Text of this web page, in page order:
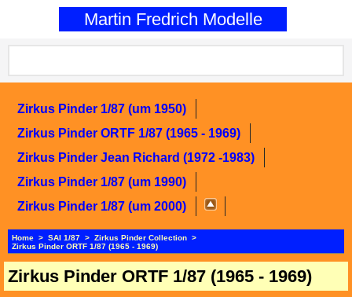
Martin Fredrich Modelle
Zirkus Pinder 1/87 (um 1950)
Zirkus Pinder ORTF 1/87 (1965 - 1969)
Zirkus Pinder Jean Richard (1972 -1983)
Zirkus Pinder 1/87 (um 1990)
Zirkus Pinder 1/87 (um 2000)
Home > SAI 1/87 > Zirkus Pinder Collection >
Zirkus Pinder ORTF 1/87 (1965 - 1969)
Zirkus Pinder ORTF 1/87 (1965 - 1969)